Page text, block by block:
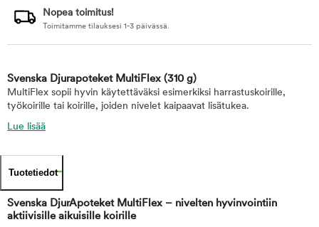
Nopea toimitus!
Toimitamme tilauksesi 1-3 päivässä.
Svenska Djurapoteket MultiFlex (310 g)
MultiFlex sopii hyvin käytettäväksi esimerkiksi harrastuskoirille,
työkoirille tai koirille, joiden nivelet kaipaavat lisätukea.
Lue lisää
Tuotetiedot
Svenska DjurApoteket MultiFlex – nivelten hyvinvointiin
aktiivisille aikuisille koirille